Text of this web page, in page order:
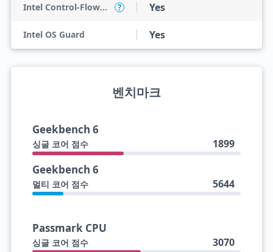
Intel Control-Flow Enforcement Technology ? Yes
Intel OS Guard Yes
벤치마크
Geekbench 6
싱글 코어 점수 1899
Geekbench 6
멀티 코어 점수 5644
Passmark CPU
싱글 코어 점수 3070